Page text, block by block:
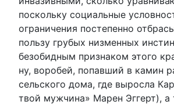
поскольку социальные
ограничения постепенно
пользу грубых низменных
безобидным признаком этого
ну, воробей, попавший в камин
сельского дома, где выросла
твой мужчина» Марен Эггерт), а